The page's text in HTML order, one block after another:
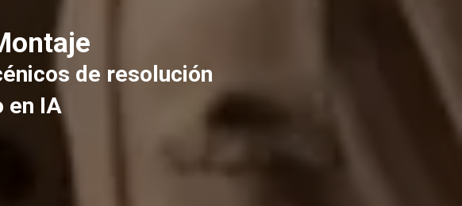
de resolución
en IA